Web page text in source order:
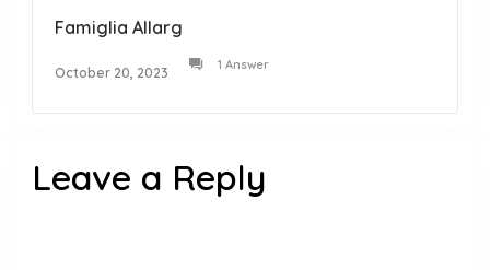
Famiglia Allarg
October 20, 2023 1 Answer
Leave a Reply